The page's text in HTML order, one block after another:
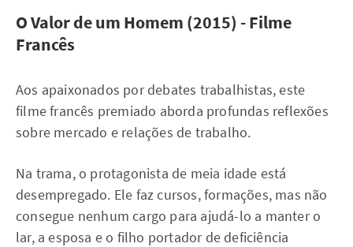
O Valor de um Homem (2015) - Filme
Francês
Aos apaixonados por debates trabalhistas, este
filme francês premiado aborda profundas reflexões
sobre mercado e relações de trabalho.
Na trama, o protagonista de meia idade está
desempregado. Ele faz cursos, formações, mas não
consegue nenhum cargo para ajudá-lo a manter o
lar, a esposa e o filho portador de deficiência